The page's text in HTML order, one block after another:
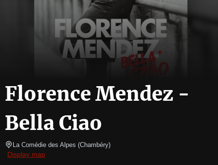
Florence Mendez -
Bella Ciao
La Comédie des Alpes (Chambéry)
Display map